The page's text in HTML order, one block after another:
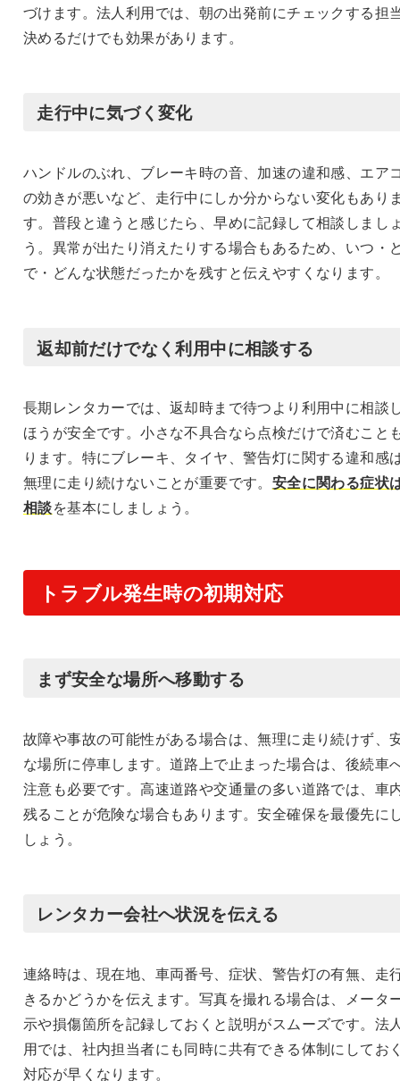
づけます。法人利用では、朝の出発前にチェックする担
決めるだけでも効果があります。
走行中に気づく変化
ハンドルのぶれ、ブレーキ時の音、加速の違和感、エア
の効きが悪いなど、走行中にしか分からない変化もあり
す。普段と違うと感じたら、早めに記録して相談しまし
う。異常が出たり消えたりする場合もあるため、いつ・
で・どんな状態だったかを残すと伝えやすくなります。
返却前だけでなく利用中に相談する
長期レンタカーでは、返却時まで待つより利用中に相談
ほうが安全です。小さな不具合なら点検だけで済むこと
ります。特にブレーキ、タイヤ、警告灯に関する違和感
無理に走り続けないことが重要です。 安全に関わる症状
相談を基本にしましょう。
トラブル発生時の初期対応
まず安全な場所へ移動する
故障や事故の可能性がある場合は、無理に走り続けず、
な場所に停車します。道路上で止まった場合は、後続車
注意も必要です。高速道路や交通量の多い道路では、車
残ることが危険な場合もあります。安全確保を最優先に
しょう。
レンタカー会社へ状況を伝える
連絡時は、現在地、車両番号、症状、警告灯の有無、走
きるかどうかを伝えます。写真を撮れる場合は、メータ
示や損傷箇所を記録しておくと説明がスムーズです。法
用では、社内担当者にも同時に共有できる体制にしてお
対応が早くなります。